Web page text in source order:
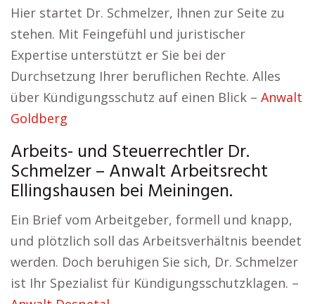
Hier startet Dr. Schmelzer, Ihnen zur Seite zu
stehen. Mit Feingefühl und juristischer
Expertise unterstützt er Sie bei der
Durchsetzung Ihrer beruflichen Rechte. Alles
über Kündigungsschutz auf einen Blick – Anwalt
Goldberg
Arbeits- und Steuerrechtler Dr.
Schmelzer – Anwalt Arbeitsrecht
Ellingshausen bei Meiningen.
Ein Brief vom Arbeitgeber, formell und knapp,
und plötzlich soll das Arbeitsverhältnis beendet
werden. Doch beruhigen Sie sich, Dr. Schmelzer
ist Ihr Spezialist für Kündigungsschutzklagen. –